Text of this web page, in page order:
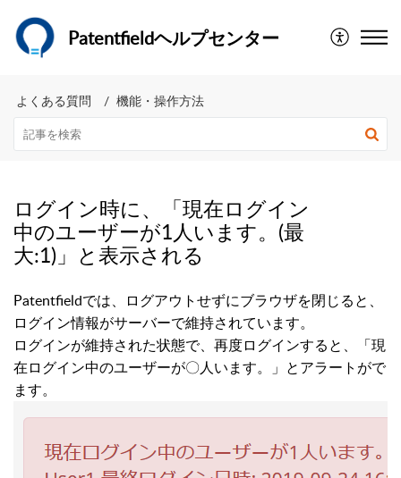
Patentfieldヘルプセンター
よくある質問 機能・操作方法
ログイン時に、「現在ログイン
中のユーザーが1人います。(最
大:1)」と表示される
Patentfieldでは、ログアウトせずにブラウザを閉じると、
ログイン情報がサーバーで維持されています。
ログインが維持された状態で、再度ログインすると、「現
在ログイン中のユーザーが〇人います。」とアラートがで
ます。